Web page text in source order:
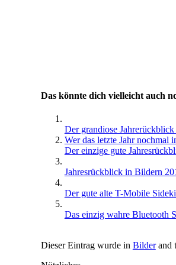
Das könnte dich vielleicht auch
Der grandiose
Wer das letzte Jahr nochmal
Der einzige gute
Jahresrückblick in Bildern
Der gute alte T-Mobile
Das einzig wahre Bluetooth
Dieser Eintrag wurde in Bilderand